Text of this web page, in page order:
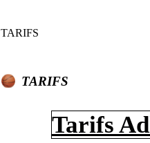
TARIFS
TARIFS
Tarifs